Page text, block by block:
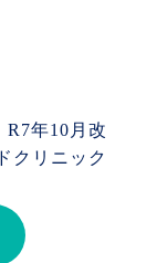
R7年10月改
クリニック